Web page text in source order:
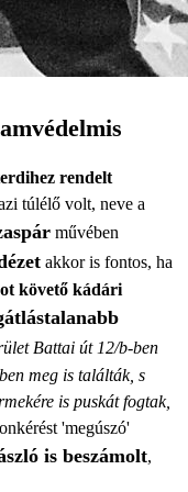
rendelt
túlélő volt, neve a
művében
akkor is fontos, ha
követő kádári
Battai út 12/b-ben
meg is találták, s
is puskát fogtak,
'megúszó'
is beszámolt,